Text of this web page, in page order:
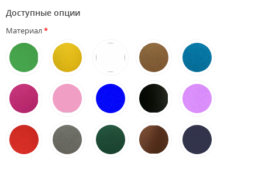
Доступные опции
Материал